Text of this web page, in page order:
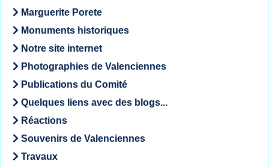
Marguerite Porete
Monuments historiques
Notre site internet
Photographies de Valenciennes
Publications du Comité
Quelques liens avec des blogs...
Réactions
Souvenirs de Valenciennes
Travaux